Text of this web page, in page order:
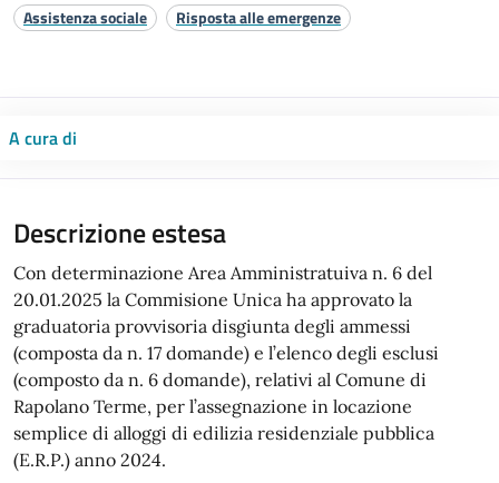
Assistenza sociale Risposta alle emergenze
A cura di
Descrizione estesa
Con determinazione Area Amministratuiva n. 6 del
20.01.2025 la Commisione Unica ha approvato la
graduatoria provvisoria disgiunta degli ammessi
(composta da n. 17 domande) e l’elenco degli esclusi
(composto da n. 6 domande), relativi al Comune di
Rapolano Terme, per l’assegnazione in locazione
semplice di alloggi di edilizia residenziale pubblica
(E.R.P.) anno 2024.